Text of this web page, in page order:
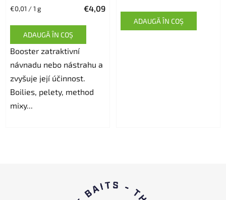
€4,09
Evaluare
€0,01 / 1 g
ADAUGĂ ÎN COŞ
Booster zatraktivní
návnadu nebo nástrahu a
zvyšuje její účinnost.
Boilies, pelety, method
mixy...
ADAUGĂ ÎN COŞ